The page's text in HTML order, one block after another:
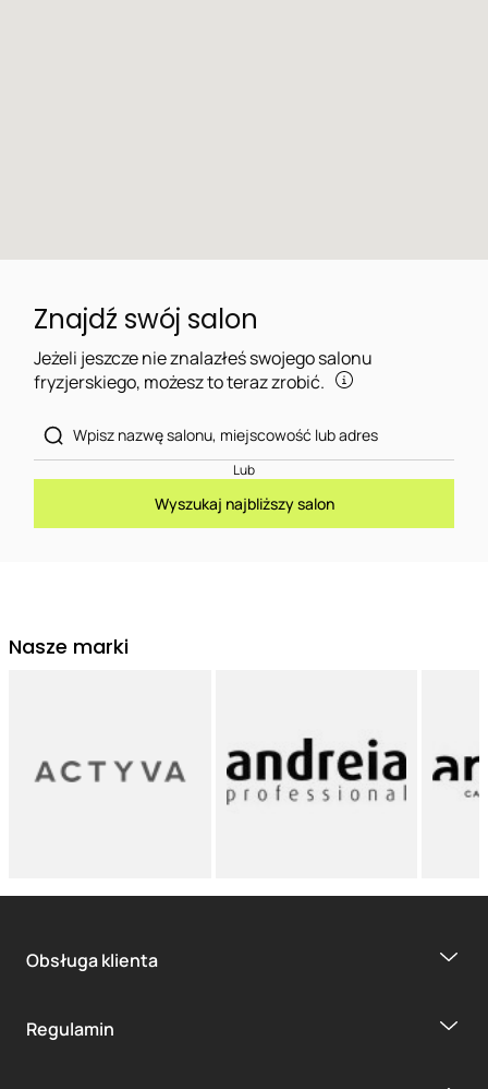
Znajdź swój salon
Jeżeli jeszcze nie znalazłeś swojego salonu
fryzjerskiego, możesz to teraz zrobić.
Lub
Wyszukaj najbliższy salon
Nasze marki
Obsługa klienta
Regulamin